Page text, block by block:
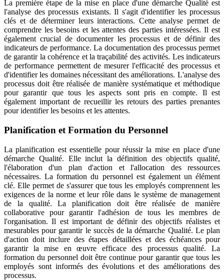
La première étape de la mise en place d'une démarche Qualité est
l'analyse des processus existants. Il s'agit d'identifier les processus
clés et de déterminer leurs interactions. Cette analyse permet de
comprendre les besoins et les attentes des parties intéressées. Il est
également crucial de documenter les processus et de définir des
indicateurs de performance. La documentation des processus permet
de garantir la cohérence et la traçabilité des activités. Les indicateurs
de performance permettent de mesurer l'efficacité des processus et
d'identifier les domaines nécessitant des améliorations. L'analyse des
processus doit être réalisée de manière systématique et méthodique
pour garantir que tous les aspects sont pris en compte. Il est
également important de recueillir les retours des parties prenantes
pour identifier les besoins et les attentes.
Planification et Formation du Personnel
La planification est essentielle pour réussir la mise en place d'une
démarche Qualité. Elle inclut la définition des objectifs qualité,
l'élaboration d'un plan d'action et l'allocation des ressources
nécessaires. La formation du personnel est également un élément
clé. Elle permet de s'assurer que tous les employés comprennent les
exigences de la norme et leur rôle dans le système de management
de la qualité. La planification doit être réalisée de manière
collaborative pour garantir l'adhésion de tous les membres de
l'organisation. Il est important de définir des objectifs réalistes et
mesurables pour garantir le succès de la démarche Qualité. Le plan
d'action doit inclure des étapes détaillées et des échéances pour
garantir la mise en œuvre efficace des processus qualité. La
formation du personnel doit être continue pour garantir que tous les
employés sont informés des évolutions et des améliorations des
processus.